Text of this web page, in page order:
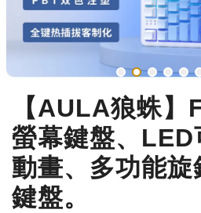
【AULA狼蛛
螢幕鍵盤、LED
動畫、多功能旋
鍵盤。